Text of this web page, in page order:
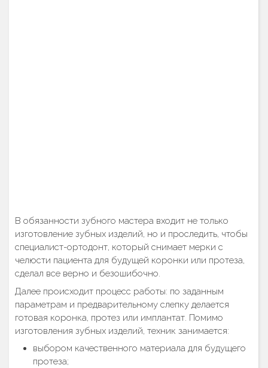
В обязанности зубного мастера входит не только
изготовление зубных изделий, но и проследить, чтобы
специалист-ортодонт, который снимает мерки с
челюсти пациента для будущей коронки или протеза,
сделал все верно и безошибочно.
Далее происходит процесс работы: по заданным
параметрам и предварительному слепку делается
готовая коронка, протез или имплантат. Помимо
изготовления зубных изделий, техник занимается:
выбором качественного материала для будущего
протеза;